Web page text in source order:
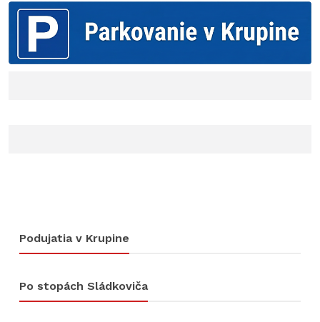
Podujatia v Krupine
Po stopách Sládkoviča